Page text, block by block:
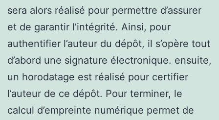
sera alors réalisé pour permettre d’assurer
et de garantir l’intégrité. Ainsi, pour
authentifier l’auteur du dépôt, il s’opère tout
d’abord une signature électronique. ensuite,
un horodatage est réalisé pour certifier
l’auteur de ce dépôt. Pour terminer, le
calcul d’empreinte numérique permet de